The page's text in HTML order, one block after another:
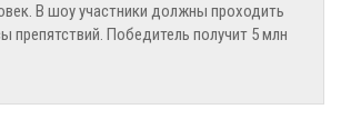
В шоу участники должны проходить
препятствий. Победитель получит 5 млн